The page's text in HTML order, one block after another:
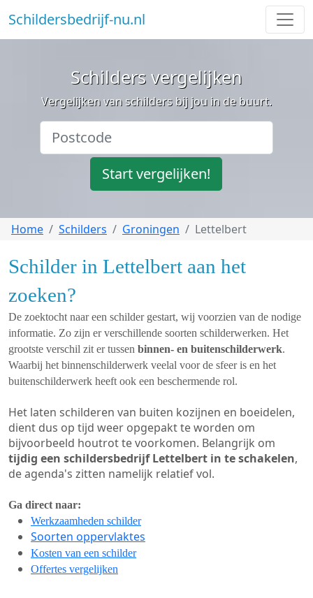
Schildersbedrijf-nu.nl
Schilders vergelijken
Vergelijken van schilders bij jou in de buurt.
Start vergelijken!
Home Schilders Groningen Lettelbert
Schilder in Lettelbert aan het
zoeken?
De zoektocht naar een schilder gestart, wij voorzien van de nodige
informatie. Zo zijn er verschillende soorten schilderwerken. Het
grootste verschil zit er tussen binnen- en buitenschilderwerk.
Waarbij het binnenschilderwerk veelal voor de sfeer is en het
buitenschilderwerk heeft ook een beschermende rol.
Het laten schilderen van buiten kozijnen en boeidelen,
dient dus op tijd weer opgepakt te worden om
bijvoorbeeld houtrot te voorkomen. Belangrijk om
tijdig een schildersbedrijf Lettelbert in te schakelen,
de agenda's zitten namelijk relatief vol.
Ga direct naar:
Werkzaamheden schilder
Soorten oppervlaktes
Kosten van een schilder
Offertes vergelijken